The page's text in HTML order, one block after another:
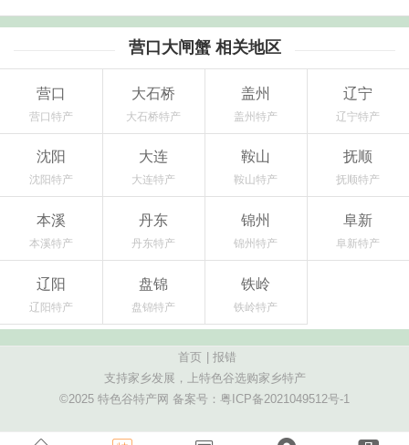
营口大闸蟹 相关地区
营口
营口特产
大石桥
大石桥特产
盖州
盖州特产
辽宁
辽宁特产
沈阳
沈阳特产
大连
大连特产
鞍山
鞍山特产
抚顺
抚顺特产
本溪
本溪特产
丹东
丹东特产
锦州
锦州特产
阜新
阜新特产
辽阳
辽阳特产
盘锦
盘锦特产
铁岭
铁岭特产
首页
报错
支持家乡发展，上特色谷选购家乡特产
©2025 特色谷特产网 备案号： 粤ICP备2021049512号-1